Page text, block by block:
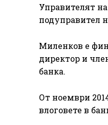
Управителят
подуправител
Миленков е
директор и
банка.
От ноември
влоговете в